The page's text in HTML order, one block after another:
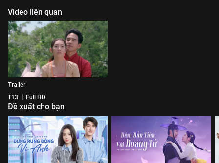
Video liên quan
Trailer
T13 Full HD
Đề xuất cho bạn